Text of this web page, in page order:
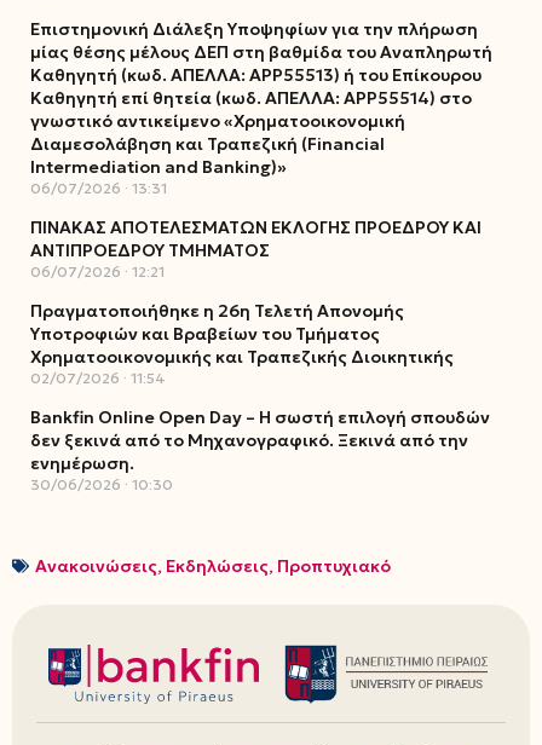
Επιστημονική Διάλεξη Υποψηφίων για την πλήρωση
μίας θέσης μέλους ΔΕΠ στη βαθμίδα του Αναπληρωτή
Καθηγητή (κωδ. ΑΠΕΛΛΑ: ΑΡΡ55513) ή του Επίκουρου
Καθηγητή επί θητεία (κωδ. ΑΠΕΛΛΑ: ΑΡΡ55514) στο
γνωστικό αντικείμενο «Χρηματοοικονομική
Διαμεσολάβηση και Τραπεζική (Financial
Intermediation and Banking)»
06/07/2026 13:31
ΠΙΝΑΚΑΣ ΑΠΟΤΕΛΕΣΜΑΤΩΝ ΕΚΛΟΓΗΣ ΠΡΟΕΔΡΟΥ ΚΑΙ
ΑΝΤΙΠΡΟΕΔΡΟΥ ΤΜΗΜΑΤΟΣ
06/07/2026 12:21
Πραγματοποιήθηκε η 26η Τελετή Απονομής
Υποτροφιών και Βραβείων του Τμήματος
Χρηματοοικονομικής και Τραπεζικής Διοικητικής
02/07/2026 11:54
Bankfin Online Open Day – Η σωστή επιλογή σπουδών
δεν ξεκινά από το Μηχανογραφικό. Ξεκινά από την
ενημέρωση.
30/06/2026 10:30
Ανακοινώσεις, Εκδηλώσεις, Προπτυχιακό